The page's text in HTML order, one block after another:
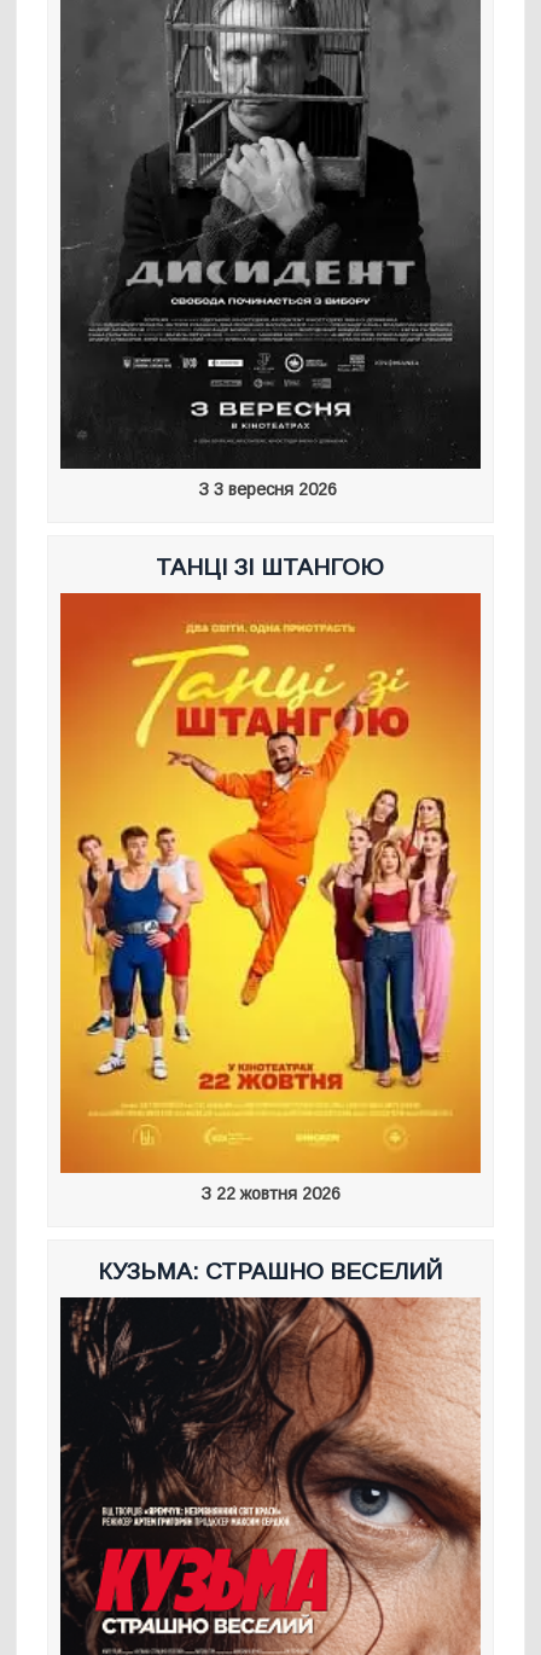
З 3 вересня 2026
ТАНЦІ ЗІ ШТАНГОЮ
З 22 жовтня 2026
КУЗЬМА: СТРАШНО ВЕСЕЛИЙ